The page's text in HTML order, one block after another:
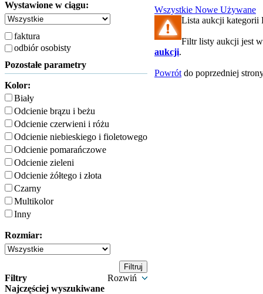
Wystawione w ciągu:
faktura
odbiór osobisty
Pozostałe parametry
Kolor:
Biały
Odcienie brązu i beżu
Odcienie czerwieni i różu
Odcienie niebieskiego i fioletowego
Odcienie pomarańczowe
Odcienie zieleni
Odcienie żółtego i złota
Czarny
Multikolor
Inny
Rozmiar:
Filtry
Rozwiń
Najczęściej wyszukiwane
Wszystkie Nowe Używane
Lista aukcji kategorii
Filtr listy aukcji jest
aukcji.
Powrót do poprzedniej